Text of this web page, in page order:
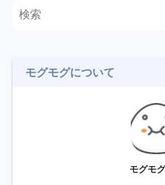
モグモグについて
モグモ